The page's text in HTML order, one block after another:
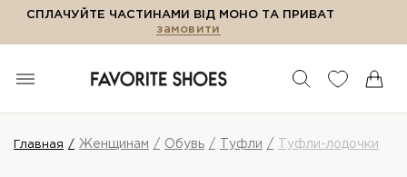
СПЛАЧУЙТЕ ЧАСТИНАМИ ВІД МОНО ТА ПРИВАТ
замовити
Главная Женщинам Обувь Туфли Туфли-лодочки